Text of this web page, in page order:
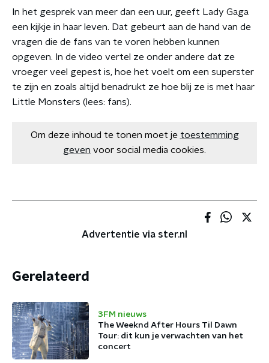
In het gesprek van meer dan een uur, geeft Lady Gaga
een kijkje in haar leven. Dat gebeurt aan de hand van de
vragen die de fans van te voren hebben kunnen
opgeven. In de video vertel ze onder andere dat ze
vroeger veel gepest is, hoe het voelt om een superster
te zijn en zoals altijd benadrukt ze hoe blij ze is met haar
Little Monsters (lees: fans).
Om deze inhoud te tonen moet je toestemming
geven voor social media cookies.
Advertentie via ster.nl
Gerelateerd
3FM nieuws
The Weeknd After Hours Til Dawn
Tour: dit kun je verwachten van het
concert